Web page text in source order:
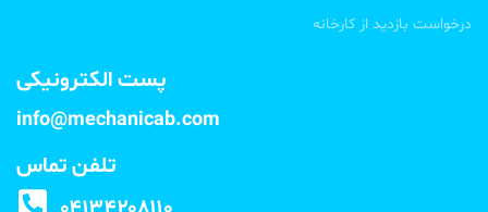
درخواست بازدید از کارخانه
پست الکترونیکی
info@mechanicab.com
تلفن تماس